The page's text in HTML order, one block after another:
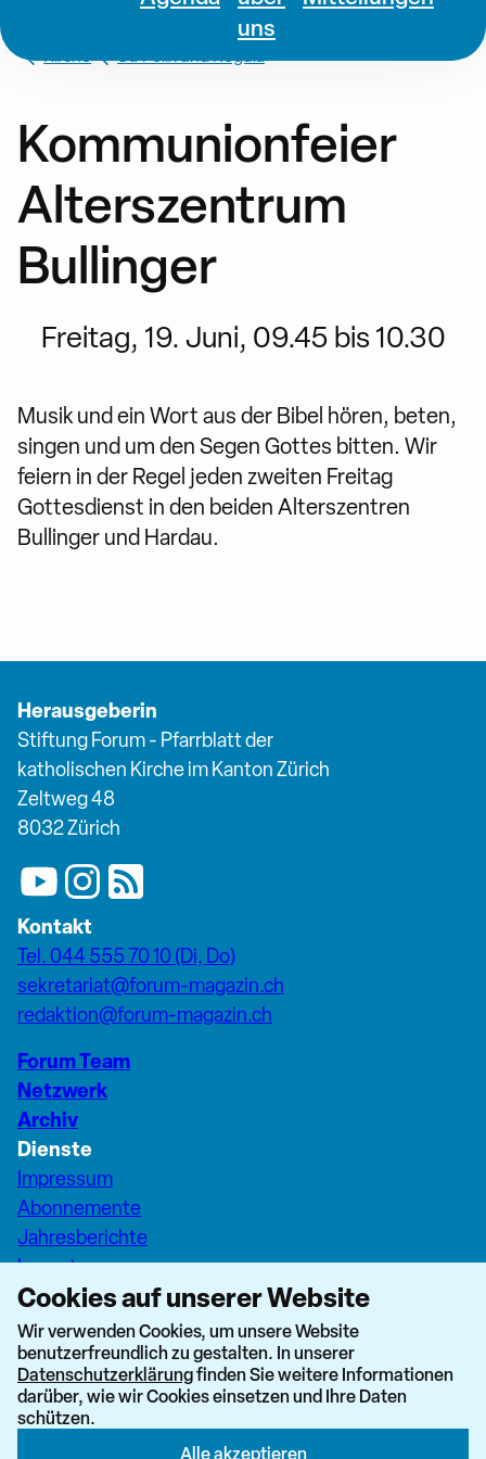
uns
Kirche St. Felix und Regula
Kommunionfeier
Alterszentrum
Bullinger
Freitag, 19. Juni, 09.45 bis 10.30
Musik und ein Wort aus der Bibel hören, beten,
singen und um den Segen Gottes bitten. Wir
feiern in der Regel jeden zweiten Freitag
Gottesdienst in den beiden Alterszentren
Bullinger und Hardau.
Herausgeberin
Stiftung Forum - Pfarrblatt der
katholischen Kirche im Kanton Zürich
Zeltweg 48
8032 Zürich
Kontakt
Tel. 044 555 70 10 (Di, Do)
sekretariat@forum-magazin.ch
redaktion@forum-magazin.ch
Forum Team
Netzwerk
Archiv
Dienste
Impressum
Abonnemente
Jahresberichte
Inserate
Pfarreiseiten Stadt Zürich
Dashboard Forum+
Cookies auf unserer Website
Wir verwenden Cookies, um unsere Website
benutzerfreundlich zu gestalten. In unserer
Datenschutzerklärungfinden Sie weitere Informationen
darüber, wie wir Cookies einsetzen und Ihre Daten
schützen.
Alle akzeptieren